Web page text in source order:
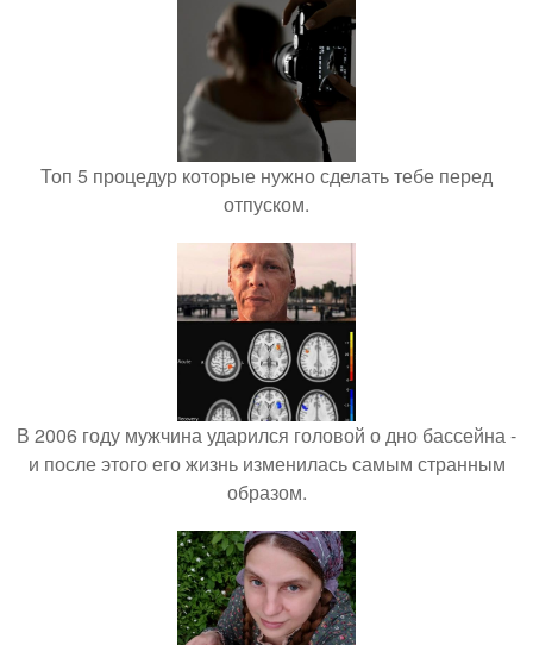
Топ 5 процедур которые нужно сделать тебе перед
отпуском.
В 2006 году мужчина ударился головой о дно бассейна -
и после этого его жизнь изменилась самым странным
образом.